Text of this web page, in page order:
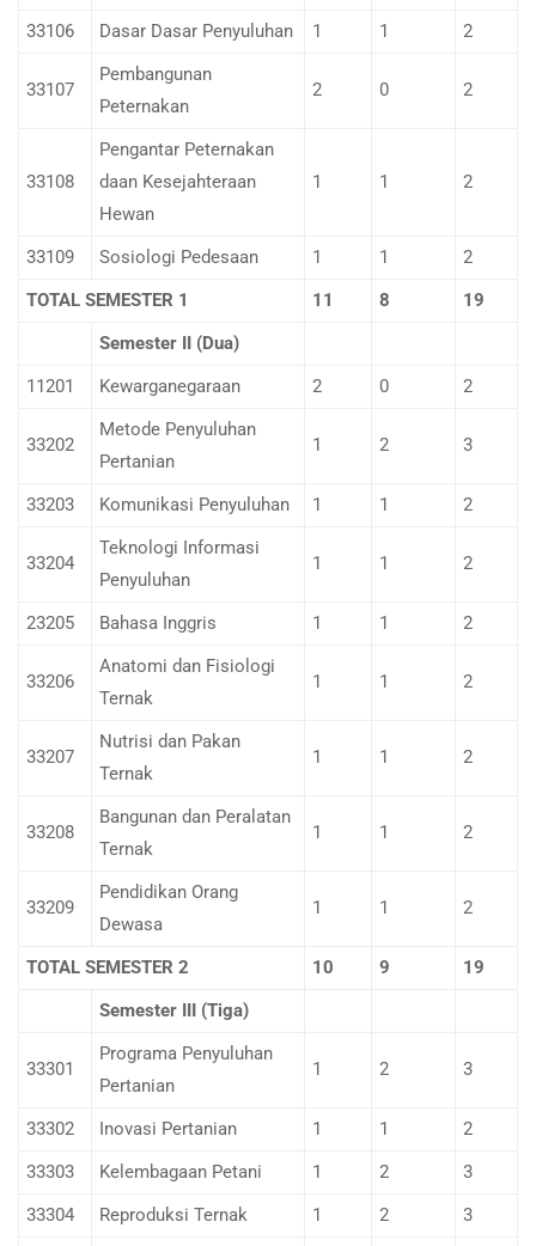
33106 Dasar Dasar Penyuluhan 1 1 2
33107
Pembangunan
Peternakan
2 0 2
33108
Pengantar Peternakan
daan Kesejahteraan
Hewan
1 1 2
33109 Sosiologi Pedesaan 1 1
2
TOTAL SEMESTER 1
11 8
19
Semester II (Dua)
11201
Kewarganegaraan 2 0 2
33202
Metode Penyuluhan
Pertanian
1 2 3
33203 Komunikasi Penyuluhan 1 1 2
33204
Teknologi Informasi
Penyuluhan
1 1 2
23205 Bahasa Inggris 1 1 2
33206
Anatomi dan Fisiologi
Ternak
1 1 2
33207
Nutrisi dan Pakan
Ternak
1 1 2
33208
Bangunan dan Peralatan
Ternak
1 1 2
33209
Pendidikan Orang
Dewasa
1 1 2
TOTAL SEMESTER 2 10 9
19
Semester III (Tiga)
33301
Programa Penyuluhan
Pertanian
1 2 3
33302 Inovasi Pertanian 1 1
2
33303
Kelembagaan Petani 1 2
3
33304
Reproduksi Ternak 1 2
3